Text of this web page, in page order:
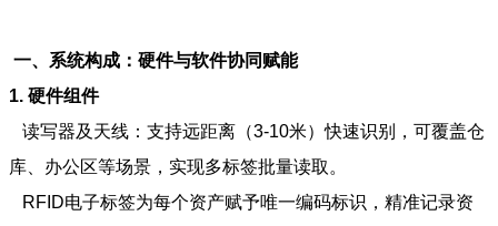
一、系统构成：硬件与软件协同赋能
1. 硬件组件
读写器及天线：支持远距离（3-10米）快速识别，可覆盖仓
库、办公区等场景，实现多标签批量读取。
RFID电子标签为每个资产赋予唯一编码标识，精准记录资